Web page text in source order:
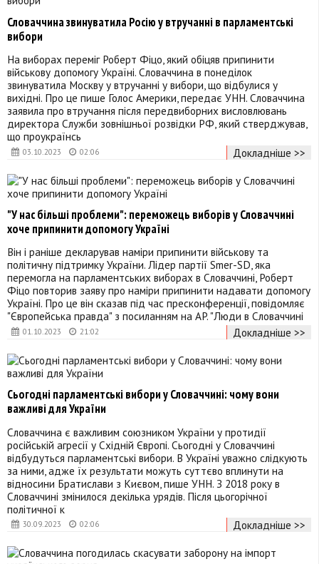
03.10.2023 02:06
Словаччина звинуватила Росію у втручанні в парламентські
вибори
На виборах переміг Роберт Фіцо, який обіцяв припинити
військову допомогу Україні. Словаччина в понеділок
звинуватила Москву у втручанні у вибори, що відбулися у
вихідні. Про це пише Голос Америки, передає УНН. Словаччина
заявила про втручання після передвиборних висловлювань
директора Служби зовнішньої розвідки РФ, який стверджував,
що проукраїнсь
Докладніше >>
01.10.2023 21:02
"У нас більші проблеми": переможець виборів у Словаччині
хоче припинити допомогу Україні
Він і раніше декларував наміри припинити військову та
політичну підтримку України. Лідер партії Smer-SD, яка
перемогла на парламентських виборах в Словаччині, Роберт
Фіцо повторив заяву про наміри припинити надавати допомогу
Україні. Про це він сказав під час пресконференції, повідомляє
"Європейська правда" з посиланням на AP. "Люди в Словаччині
Докладніше >>
30.09.2023 02:06
Сьогодні парламентські вибори у Словаччині: чому вони
важливі для України
Словаччина є важливим союзником України у протидії
російській агресії у Східній Європі. Сьогодні у Словаччині
відбудуться парламентські вибори. В Україні уважно слідкують
за ними, адже їх результати можуть суттєво вплинути на
відносини Братислави з Києвом, пише УНН. З 2018 року в
Словаччині змінилося декілька урядів. Після цьогорічної
політичної к
Докладніше >>